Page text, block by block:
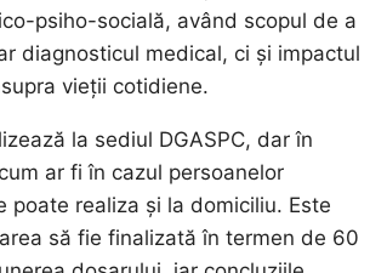
psiho-socială, având scopul de a
diagnosticul medical, ci și impactul
vieții cotidiene.
la sediul DGASPC, dar în
ar fi în cazul persoanelor
poate realiza și la domiciliu. Este
să fie finalizată în termen de 60